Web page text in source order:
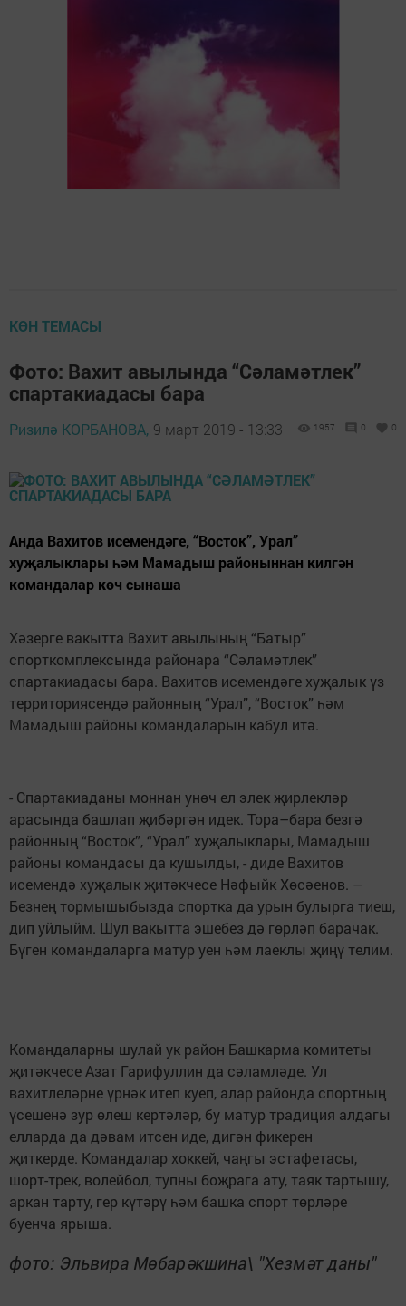
КӨН ТЕМАСЫ
Фото: Вахит авылында “Сәламәтлек”
спартакиадасы бара
Ризилә КОРБАНОВА, 9 март 2019 - 13:33 1957 0 0
Анда Вахитов исемендәге, “Восток”, Урал”
хуҗалыклары һәм Мамадыш районыннан килгән
командалар көч сынаша
Хәзерге вакытта Вахит авылының “Батыр”
спорткомплексында районара “Сәламәтлек”
спартакиадасы бара. Вахитов исемендәге хуҗалык үз
территориясендә районның “Урал”, “Восток” һәм
Мамадыш районы командаларын кабул итә.
- Спартакиаданы моннан унөч ел элек җирлекләр
арасында башлап җибәргән идек. Тора–бара безгә
районның “Восток”, “Урал” хуҗалыклары, Мамадыш
районы командасы да кушылды, - диде Вахитов
исемендә хуҗалык җитәкчесе Нәфыйк Хөсәенов. –
Безнең тормышыбызда спортка да урын булырга тиеш,
дип уйлыйм. Шул вакытта эшебез дә гөрләп барачак.
Бүген командаларга матур уен һәм лаеклы җиңү телим.
Командаларны шулай ук район Башкарма комитеты
җитәкчесе Азат Гарифуллин да сәламләде. Ул
вахитлеләрне үрнәк итеп куеп, алар районда спортның
үсешенә зур өлеш кертәләр, бу матур традиция алдагы
елларда да дәвам итсен иде, дигән фикерен
җиткерде. Командалар хоккей, чаңгы эстафетасы,
шорт-трек, волейбол, тупны боҗрага ату, таяк тартышу,
аркан тарту, гер күтәрү һәм башка спорт төрләре
буенча ярыша.
фото: Эльвира Мөбарәкшина\ "Хезмәт даны"